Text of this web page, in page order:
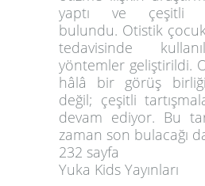
yaptı ve çeşitli
bulundu. Otistik
tedavisinde
yöntemler geliştirildi.
hâlâ bir görüş
değil; çeşitli
devam ediyor. Bu
zaman son bulacağı
232 sayfa
Yuka Kids Yayınları